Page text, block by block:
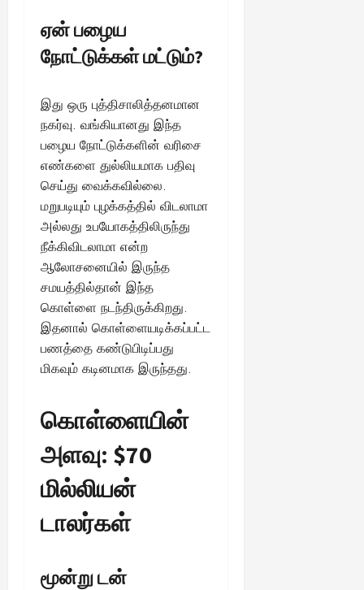
ஏன் பழைய
நோட்டுக்கள் மட்டும்?
இது ஒரு புத்திசாலித்தனமான
நகர்வு. வங்கியானது இந்த
பழைய நோட்டுக்களின் வரிசை
எண்களை துல்லியமாக பதிவு
செய்து வைக்கவில்லை.
மறுபடியும் புழக்கத்தில் விடலாமா
அல்லது உபயோகத்திலிருந்து
நீக்கிவிடலாமா என்ற
ஆலோசனையில் இருந்த
சமயத்தில்தான் இந்த
கொள்ளை நடந்திருக்கிறது.
இதனால் கொள்ளையடிக்கப்பட்ட
பணத்தை கண்டுபிடிப்பது
மிகவும் கடினமாக இருந்தது.
கொள்ளையின்
அளவு: $70
மில்லியன்
டாலர்கள்
மூன்று டன்